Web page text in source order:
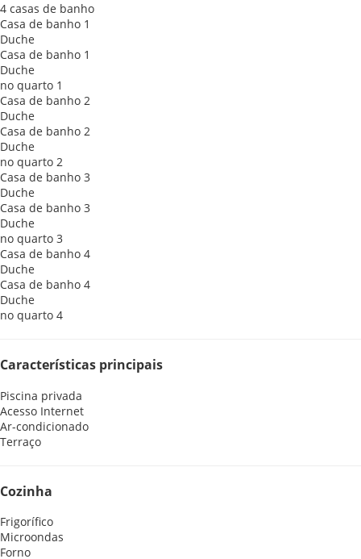
4 casas de banho
Casa de banho 1
Duche
Casa de banho 1
Duche
no quarto 1
Casa de banho 2
Duche
Casa de banho 2
Duche
no quarto 2
Casa de banho 3
Duche
Casa de banho 3
Duche
no quarto 3
Casa de banho 4
Duche
Casa de banho 4
Duche
no quarto 4
Características principais
Piscina privada
Acesso Internet
Ar-condicionado
Terraço
Cozinha
Frigorífico
Microondas
Forno